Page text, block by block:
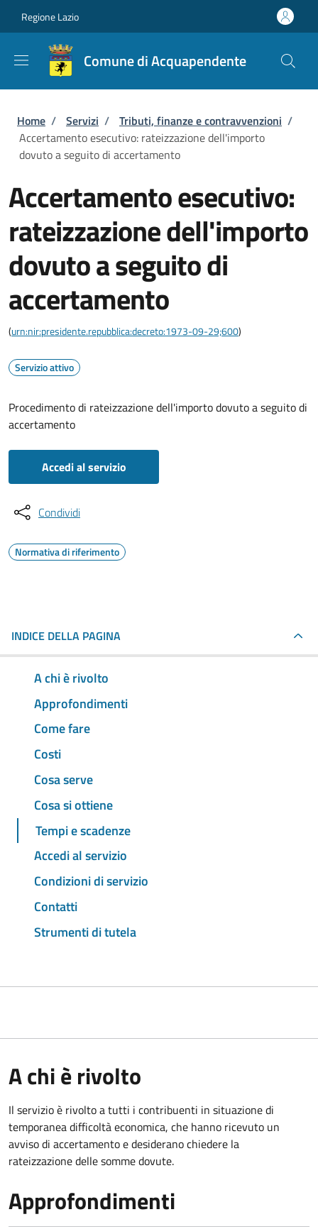
Regione Lazio
Comune di Acquapendente
Briciole di pane
Home / Servizi / Tributi, finanze e contravvenzioni /
Accertamento esecutivo: rateizzazione dell'importo
dovuto a seguito di accertamento
Accertamento esecutivo:
rateizzazione dell'importo
dovuto a seguito di
accertamento
(urn:nir:presidente.repubblica:decreto:1973-09-29;600)
Servizio attivo
Procedimento di rateizzazione dell'importo dovuto a seguito di
accertamento
Accedi al servizio
Condividi
Normativa di riferimento
INDICE DELLA PAGINA
A chi è rivolto
Approfondimenti
Come fare
Costi
Cosa serve
Cosa si ottiene
Tempi e scadenze
Accedi al servizio
Condizioni di servizio
Contatti
Strumenti di tutela
A chi è rivolto
Il servizio è rivolto a tutti i contribuenti in situazione di
temporanea difficoltà economica, che hanno ricevuto un
avviso di accertamento e desiderano chiedere la
rateizzazione delle somme dovute.
Approfondimenti